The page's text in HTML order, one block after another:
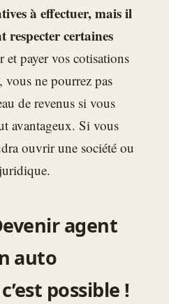
à effectuer, mais il
respecter certaines
et payer vos cotisations
ne pourrez pas
de revenus si vous
avantageux. Si vous
ouvrir une société ou
agent
auto
possible !